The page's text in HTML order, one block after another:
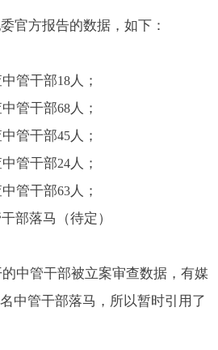
官方报告的数据，如下：
管干部18人；
管干部68人；
管干部45人；
管干部24人；
管干部63人；
部落马（待定）
中管干部被立案审查数据，有媒
名中管干部落马，所以暂时引用了